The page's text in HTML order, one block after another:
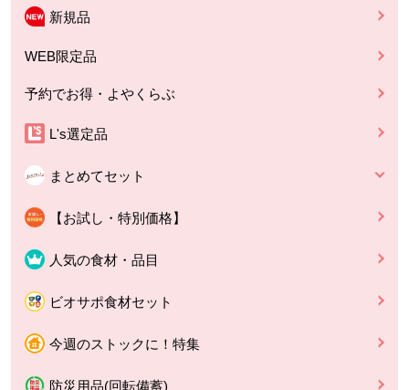
新規品
WEB限定品
予約でお得・よやくらぶ
L's選定品
まとめてセット
【お試し・特別価格】
人気の食材・品目
ビオサポ食材セット
今週のストックに！特集
防災用品(回転備蓄)